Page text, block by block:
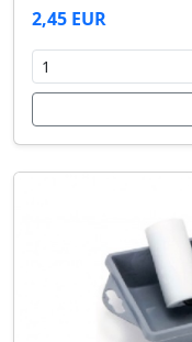
2,45 EUR